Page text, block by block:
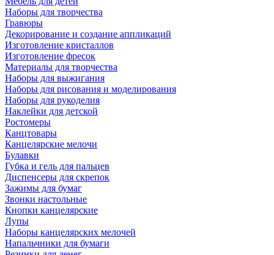
Наборы для творчества
Гравюры
Декорирование и создание аппликаций
Изготовление кристаллов
Изготовление фресок
Материалы для творчества
Наборы для выжигания
Наборы для рисования и моделирования
Наборы для рукоделия
Наклейки для детской
Ростомеры
Канцтовары
Канцелярские мелочи
Булавки
Губка и гель для пальцев
Диспенсеры для скрепок
Зажимы для бумаг
Звонки настольные
Кнопки канцелярские
Лупы
Наборы канцелярских мелочей
Напальчники для бумаги